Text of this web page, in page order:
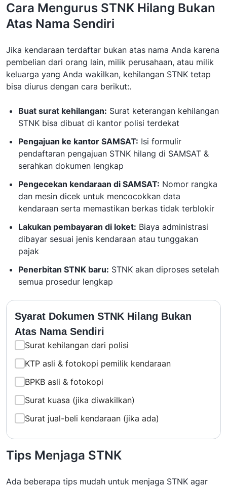
Cara Mengurus STNK Hilang Bukan
Atas Nama Sendiri
Jika kendaraan terdaftar bukan atas nama Anda karena
pembelian dari orang lain, milik perusahaan, atau milik
keluarga yang Anda wakilkan, kehilangan STNK tetap
bisa diurus dengan cara berikut:.
Buat surat kehilangan: Surat keterangan kehilangan
STNK bisa dibuat di kantor polisi terdekat
Pengajuan ke kantor SAMSAT: Isi formulir
pendaftaran pengajuan STNK hilang di SAMSAT &
serahkan dokumen lengkap
Pengecekan kendaraan di SAMSAT: Nomor rangka
dan mesin dicek untuk mencocokkan data
kendaraan serta memastikan berkas tidak terblokir
Lakukan pembayaran di loket: Biaya administrasi
dibayar sesuai jenis kendaraan atau tunggakan
pajak
Penerbitan STNK baru: STNK akan diproses setelah
semua prosedur lengkap
Syarat Dokumen STNK Hilang Bukan
Atas Nama Sendiri
Surat kehilangan dari polisi
KTP asli & fotokopi pemilik kendaraan
BPKB asli & fotokopi
Surat kuasa (jika diwakilkan)
Surat jual-beli kendaraan (jika ada)
Tips Menjaga STNK
Ada beberapa tips mudah untuk menjaga STNK agar